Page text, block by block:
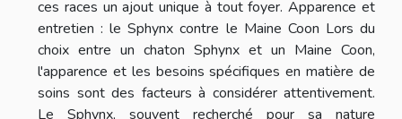
ces races un ajout unique à tout foyer. Apparence et
entretien : le Sphynx contre le Maine Coon Lors du
choix entre un chaton Sphynx et un Maine Coon,
l'apparence et les besoins spécifiques en matière de
soins sont des facteurs à considérer attentivement.
Le Sphynx, souvent recherché pour sa nature